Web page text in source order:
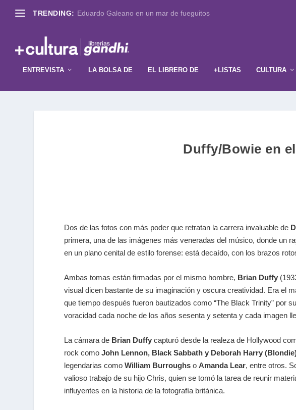
TRENDING: Eduardo Galeano en un mar de fueguitos
ENTREVISTA LA BOLSA DE EL LIBRERO DE +LISTAS CULTURA
Duffy/Bowie en
Dos de las fotos con más poder que retratan la carrera invaluable de
primera, una de las imágenes más veneradas del músico, donde un
en un plano cenital de estilo forense: está decaído, con los brazos
Ambas tomas están firmadas por el mismo hombre, Brian Duffy
visual dicen bastante de su imaginación y oscura creatividad. Era el
que tiempo después fueron bautizados como “The Black Trinity” por
voracidad cada noche de los años sesenta y setenta y cada imagen
La cámara de Brian Duffycapturó desde la realeza de Hollywood
rock comoJohn Lennon, Black Sabbath y Deborah Harry
legendarias comoWilliam Burroughs oAmanda Lear, entre otros.
valioso trabajo de su hijo Chris, quien se tomó la tarea de reunir
influyentes en la historia de la fotografía británica.